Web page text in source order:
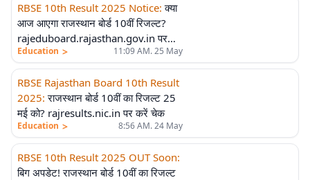
RBSE 10th Result 2025 Notice: क्या
आज आएगा राजस्थान बोर्ड 10वीं रिजल्ट?
rajeduboard.rajasthan.gov.in पर
करें चेक
Education > 11:09 AM. 25 May
RBSE Rajasthan Board 10th Result
2025: राजस्थान बोर्ड 10वीं का रिजल्ट 25
मई को? rajresults.nic.in पर करें चेक
Education > 8:56 AM. 24 May
RBSE 10th Result 2025 OUT Soon:
बिग अपडेट! राजस्थान बोर्ड 10वीं का रिजल्ट